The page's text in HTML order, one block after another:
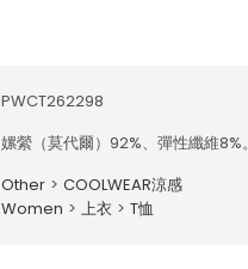
PWCT262298
嫘縈（莫代爾）92%、彈性纖維8%。
Other > COOLWEAR涼感
Women > 上衣 > T恤